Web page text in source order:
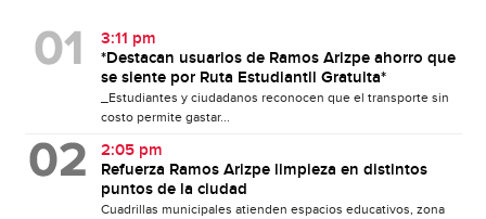
3:11 pm
*Destacan usuarios de Ramos Arizpe ahorro que
se siente por Ruta Estudiantil Gratuita*
_Estudiantes y ciudadanos reconocen que el transporte sin
costo permite gastar...
2:05 pm
Refuerza Ramos Arizpe limpieza en distintos
puntos de la ciudad
Cuadrillas municipales atienden espacios educativos, zona